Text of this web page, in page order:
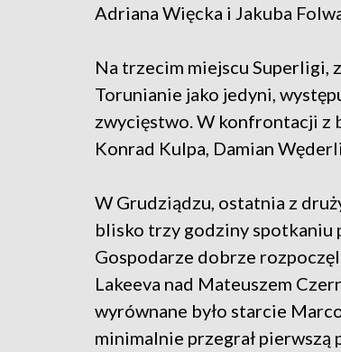
Adriana Więcka i Jakuba
Na trzecim miejscu Superligi,
Torunianie jako jedyni,
zwycięstwo. W konfrontacji z
Konrad Kulpa, Damian
W Grudziądzu, ostatnia z
blisko trzy godziny spotkaniu
Gospodarze dobrze
Lakeeva nad Mateuszem
wyrównane było starcie
minimalnie przegrał pierwszą